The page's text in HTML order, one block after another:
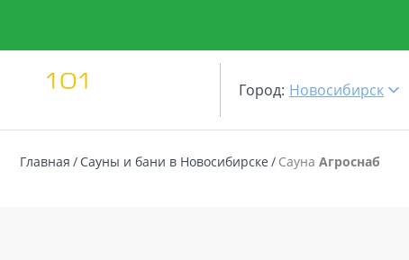
Город: Новосибирск
Главная Сауны и бани в Новосибирске Сауна Агроснаб